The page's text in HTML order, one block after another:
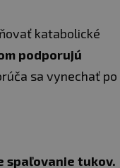
katabolické
podporujú
sa vynechať po
spaľovanie tukov.